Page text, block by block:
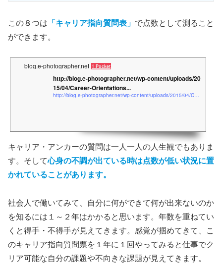
この８つは 「キャリア指向質問表」 で点数として測ること
ができます。
blog.e-photographer.net 1 Pocket
http://blog.e-photographer.net/wp-content/uploads/20
15/04/Career-Orientations...
http://blog.e-photographer.net/wp-content/uploads/2015/04/Career-Orientations-Inventory-v1.0-ja.pdf
キャリア・アンカーの質問は一人一人の人生観でもありま
す。そして心身の不調が出ている時は点数が低い状況に置
かれていることがあります。
社会人で働いてみて、自分に何ができて何が出来ないのか
を知るには１～２年はかかると思います。年数を重ねてい
くと得手・不得手が見えてきます。感覚が掴めてきて、こ
のキャリア指向質問票を１年に１回やってみると仕事でク
リア可能な自分の課題や不向きな課題が見えてきます。